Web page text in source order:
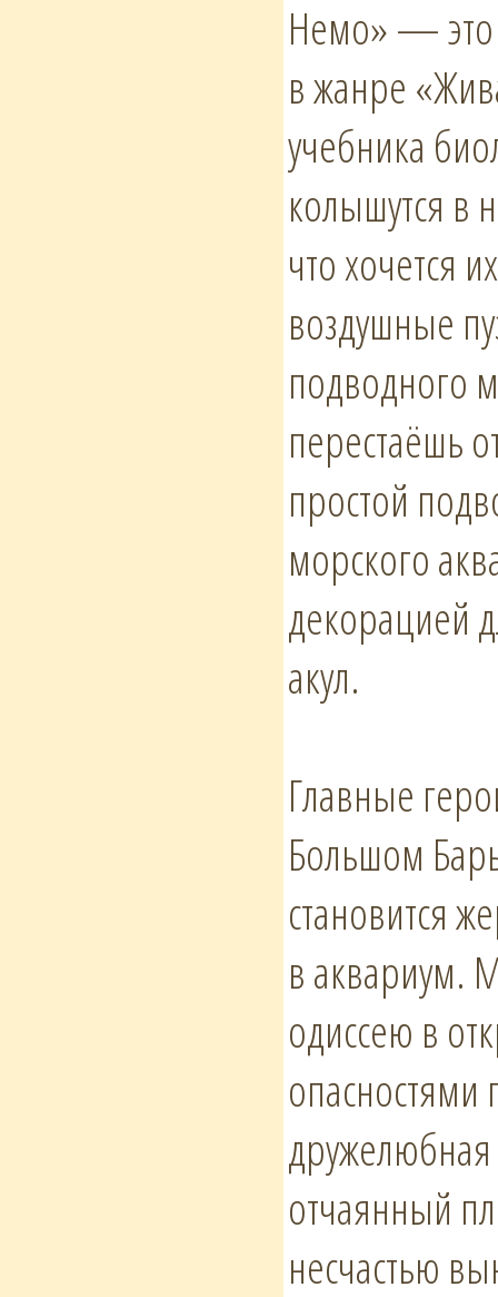
Немо» — это
в жанре
учебника
колышутся в
что хочется
воздушные
подводного
перестаёшь
простой
морского
декорацией
акул.
Главные
Большом
становится
в аквариум.
одиссею в
опасностями
отчаянный
несчастью